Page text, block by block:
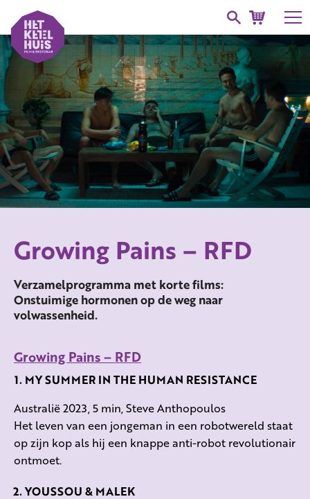
Growing Pains – RFD
Verzamelprogramma met korte films:
Onstuimige hormonen op de weg naar
volwassenheid.
Growing Pains – RFD
MY SUMMER IN THE HUMAN RESISTANCE
Australië 2023, 5 min, Steve Anthopoulos
Het leven van een jongeman in een robotwereld staat
op zijn kop als hij een knappe anti-robot revolutionair
ontmoet.
YOUSSOU & MALEK